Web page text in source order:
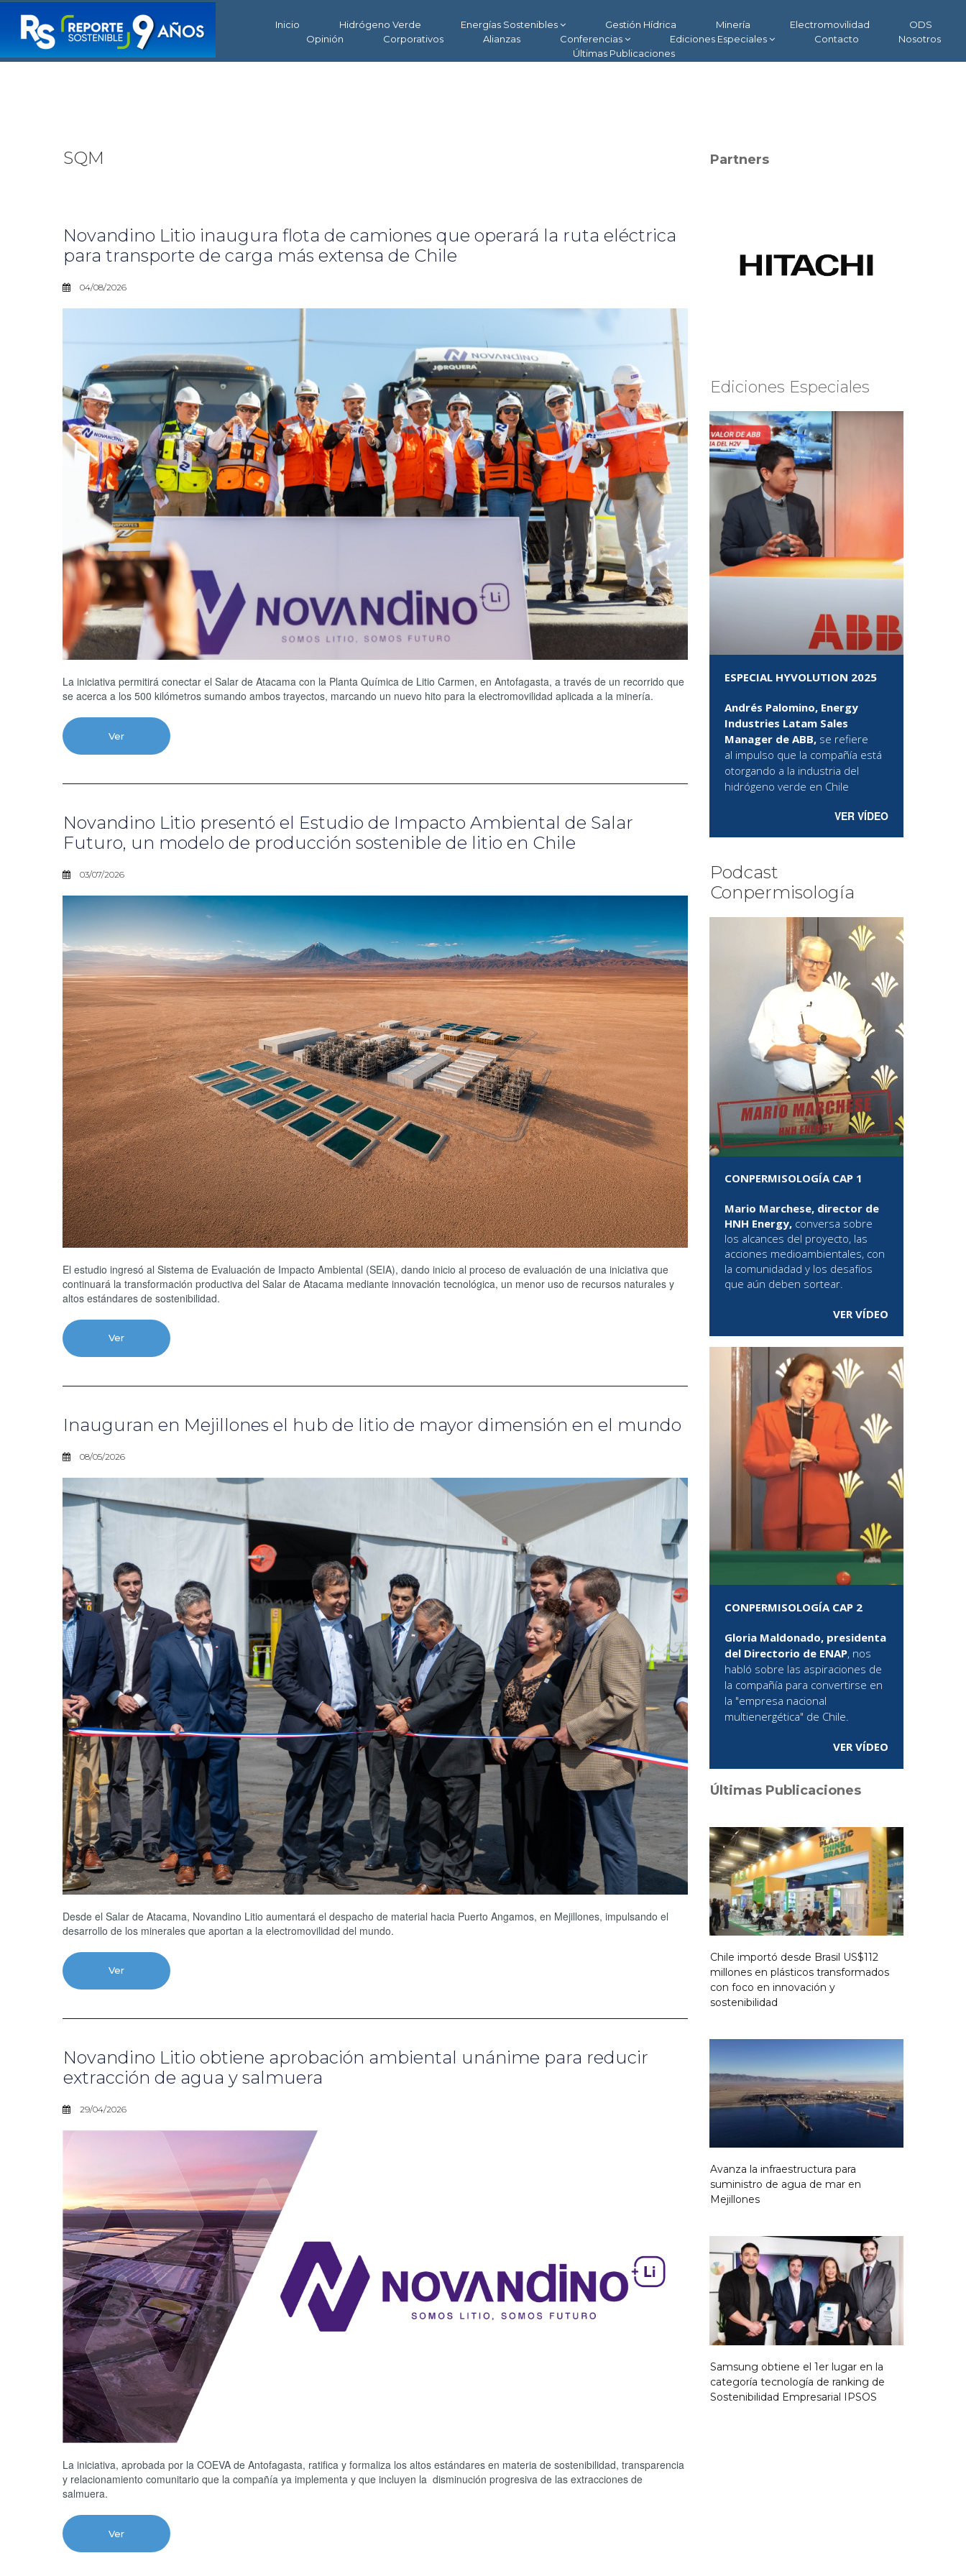
Inicio Hidrógeno Verde Energías Sostenibles Gestión Hídrica Minería Electromovilidad
ODS
Opinión
Corporativos Alianzas Conferencias Ediciones Especiales Contacto
Nosotros
Últimas Publicaciones
SQM
Novandino Litio inaugura flota de camiones que operará la ruta eléctrica
para transporte de carga más extensa de Chile
04/08/2026
La iniciativa permitirá conectar el Salar de Atacama con la Planta Química de Litio Carmen, en Antofagasta, a través de un recorrido que
se acerca a los 500 kilómetros sumando ambos trayectos, marcando un nuevo hito para la electromovilidad aplicada a la minería.
Ver
Novandino Litio presentó el Estudio de Impacto Ambiental de Salar
Futuro, un modelo de producción sostenible de litio en Chile
03/07/2026
El estudio ingresó al Sistema de Evaluación de Impacto Ambiental (SEIA), dando inicio al proceso de evaluación de una iniciativa que
continuará la transformación productiva del Salar de Atacama mediante innovación tecnológica, un menor uso de recursos naturales y
altos estándares de sostenibilidad.
Ver
Inauguran en Mejillones el hub de litio de mayor dimensión en el mundo
08/05/2026
Desde el Salar de Atacama, Novandino Litio aumentará el despacho de material hacia Puerto Angamos, en Mejillones, impulsando el
desarrollo de los minerales que aportan a la electromovilidad del mundo.
Ver
Novandino Litio obtiene aprobación ambiental unánime para reducir
extracción de agua y salmuera
29/04/2026
La iniciativa, aprobada por la COEVA de Antofagasta, ratifica y formaliza los altos estándares en materia de sostenibilidad, transparencia
y relacionamiento comunitario que la compañía ya implementa y que incluyen la disminución progresiva de las extracciones de
salmuera.
Ver
Partners
Ediciones Especiales
ESPECIAL HYVOLUTION 2025
Andrés Palomino, Energy
Industries Latam Sales
Manager de ABB, se refiere
al impulso que la compañía está
otorgando a la industria del
hidrógeno verde en Chile
VER VÍDEO
Podcast
Conpermisología
CONPERMISOLOGÍA CAP 1
Mario Marchese, director de
HNH Energy, conversa sobre
los alcances del proyecto, las
acciones medioambientales, con
la comunidadad y los desafíos
que aún deben sortear.
VER VÍDEO
CONPERMISOLOGÍA CAP 2
Gloria Maldonado, presidenta
del Directorio de ENAP, nos
habló sobre las aspiraciones de
la compañía para convertirse en
la "empresa nacional
multienergética" de Chile.
VER VÍDEO
Últimas Publicaciones
Chile importó desde Brasil US$112
millones en plásticos transformados
con foco en innovación y
sostenibilidad
Avanza la infraestructura para
suministro de agua de mar en
Mejillones
Samsung obtiene el 1er lugar en la
categoría tecnología de ranking de
Sostenibilidad Empresarial IPSOS